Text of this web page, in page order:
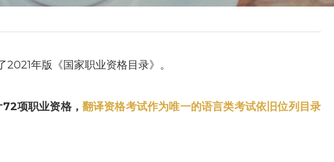
年版《国家职业资格目录》。
项职业资格， 翻译资格考试作为唯一的语言类考试依旧位列目录